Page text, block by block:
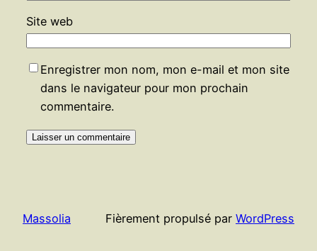
Site web
Enregistrer mon nom, mon e-mail et mon site
dans le navigateur pour mon prochain
commentaire.
Massolia Fièrement propulsé par WordPress